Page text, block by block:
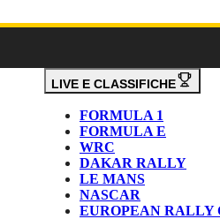
LIVE E CLASSIFICHE
FORMULA 1
FORMULA E
WRC
DAKAR RALLY
LE MANS
NASCAR
EUROPEAN RALLY